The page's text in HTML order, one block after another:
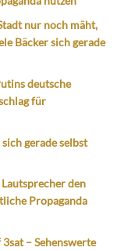
nur noch mäht,
Bäcker sich gerade
deutsche
für
gerade selbst
den
Propaganda
– Sehenswerte